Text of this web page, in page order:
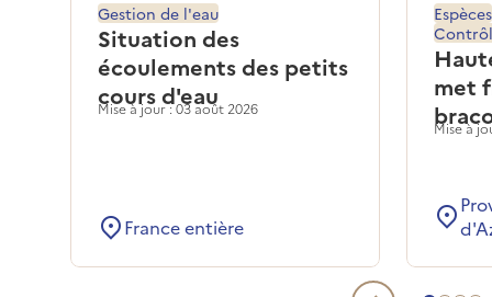
Situation des
écoulements des petits
cours d'eau
Gestion de l'eau
Mise à jour : 03 août 2026
France entière
met
Espèces
Mise à